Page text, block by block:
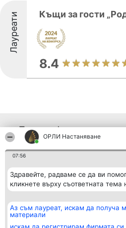
ОРЛИ Настаняване
07:56
Здравейте, радваме се да ви
кликнете върху съответната тема
Аз съм лауреат, искам да получа
материали
Лауреати Къщи за гости
8.4
Други фирми от
класиране
Beautiful Company S.R.L.
BulevardulAleea Timișul De
Sus Nr. 2, Bl. A30, Sc. A, Et.
București 53-238
CUI 36737675
Списък на
всички
победители
Правила
Статут/